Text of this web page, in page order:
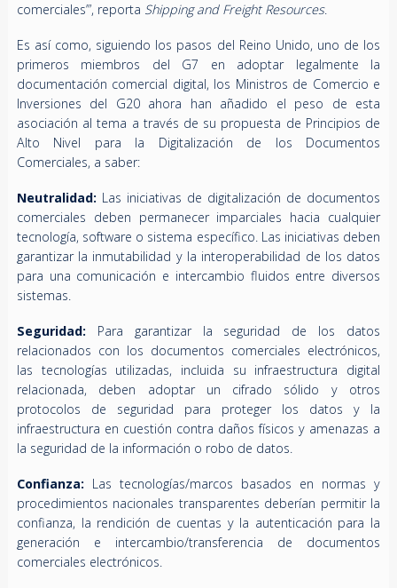
comerciales’”, reporta Shipping and Freight Resources.
Es así como, siguiendo los pasos del Reino Unido, uno de los
primeros miembros del G7 en adoptar legalmente la
documentación comercial digital, los Ministros de Comercio e
Inversiones del G20 ahora han añadido el peso de esta
asociación al tema a través de su propuesta de Principios de
Alto Nivel para la Digitalización de los Documentos
Comerciales, a saber:
Neutralidad: Las iniciativas de digitalización de documentos
comerciales deben permanecer imparciales hacia cualquier
tecnología, software o sistema específico. Las iniciativas deben
garantizar la inmutabilidad y la interoperabilidad de los datos
para una comunicación e intercambio fluidos entre diversos
sistemas.
Seguridad: Para garantizar la seguridad de los datos
relacionados con los documentos comerciales electrónicos,
las tecnologías utilizadas, incluida su infraestructura digital
relacionada, deben adoptar un cifrado sólido y otros
protocolos de seguridad para proteger los datos y la
infraestructura en cuestión contra daños físicos y amenazas a
la seguridad de la información o robo de datos.
Confianza: Las tecnologías/marcos basados en normas y
procedimientos nacionales transparentes deberían permitir la
confianza, la rendición de cuentas y la autenticación para la
generación e intercambio/transferencia de documentos
comerciales electrónicos.